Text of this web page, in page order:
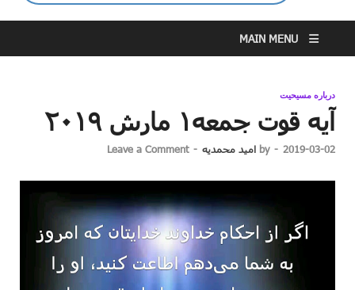
MAIN MENU
درباره مسیحیت
آیه قوت جمعه۱ مارش ۲۰۱۹
2019-03-02
-
by امید محمدیه -
Leave a Comment